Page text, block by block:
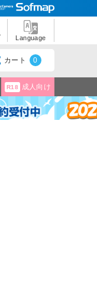
Language
カート 0
R18 成人向け